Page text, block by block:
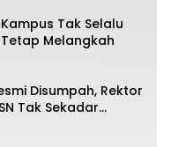
Tak Selalu
Melangkah
Disumpah, Rektor
Tak Sekadar